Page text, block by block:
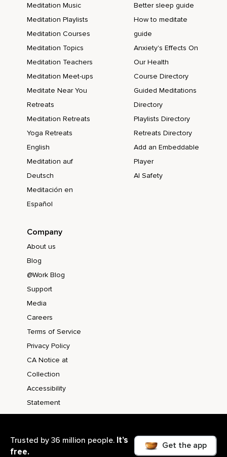
Trusted by 36 million people. It’s
free.
Get the app
Meditation Music
Meditation Playlists
Meditation Courses
Meditation Topics
Meditation Teachers
Meditation Meet-ups
Meditate Near You
Retreats
Meditation Retreats
Yoga Retreats
English
Meditation auf
Deutsch
Meditación en
Español
Better sleep guide
How to meditate
guide
Anxiety's Effects On
Our Health
Course Directory
Guided Meditations
Directory
Playlists Directory
Retreats Directory
Add an Embeddable
Player
AI Safety
Company
About us
Blog
@Work Blog
Support
Media
Careers
Terms of Service
Privacy Policy
CA Notice at
Collection
Accessibility
Statement